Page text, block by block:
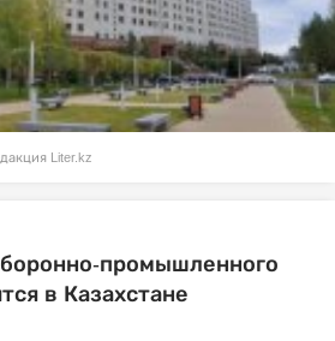
Liter.kz
промышленного
в Казахстане